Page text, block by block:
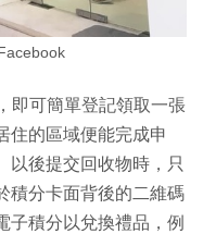
即可簡單登記領取一張
住的區域便能完成申
以後提交回收物時，只
積分卡面背後的二維碼
子積分以兌換禮品，例